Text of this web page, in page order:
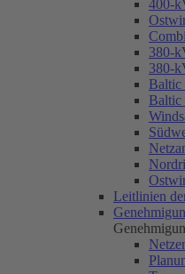
400-
380-
380-
Baltic
Baltic
Leitlinien